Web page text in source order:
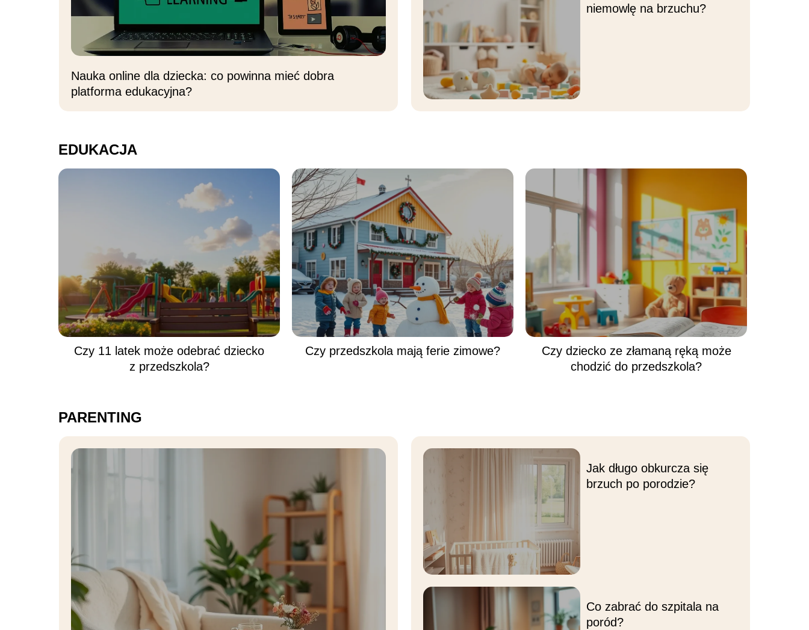
Nauka online dla dziecka: co powinna mieć dobra
platforma edukacyjna?
niemowlę na brzuchu?
EDUKACJA
Czy 11 latek może odebrać dziecko
z przedszkola?
Czy przedszkola mają ferie zimowe?
Czy dziecko ze złamaną ręką może
chodzić do przedszkola?
PARENTING
Jak długo obkurcza się
brzuch po porodzie?
Co zabrać do szpitala na
poród?